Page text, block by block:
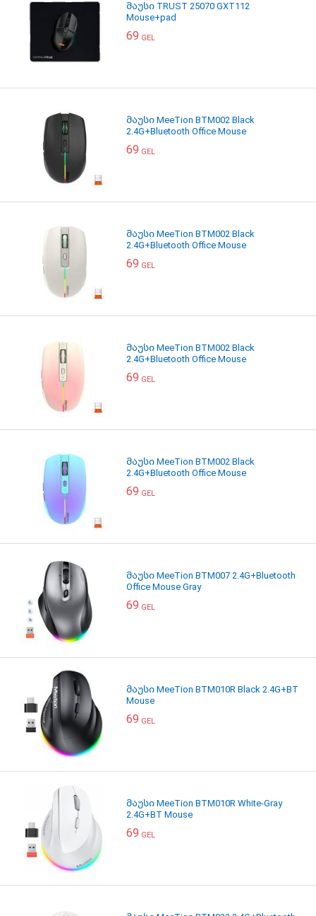
მაუსი TRUST 25070 GXT112
Mouse+pad
69 GEL
მაუსი MeeTion BTM002 Black
2.4G+Bluetooth Office Mouse
69 GEL
მაუსი MeeTion BTM002 Black
2.4G+Bluetooth Office Mouse
69 GEL
მაუსი MeeTion BTM002 Black
2.4G+Bluetooth Office Mouse
69 GEL
მაუსი MeeTion BTM002 Black
2.4G+Bluetooth Office Mouse
69 GEL
მაუსი MeeTion BTM007 2.4G+Bluetooth
Office Mouse Gray
69 GEL
მაუსი MeeTion BTM010R Black 2.4G+BT
Mouse
69 GEL
მაუსი MeeTion BTM010R White-Gray
2.4G+BT Mouse
69 GEL